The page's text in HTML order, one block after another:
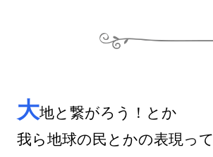
大地と繋がろう！とか
我ら地球の民とかの表現って